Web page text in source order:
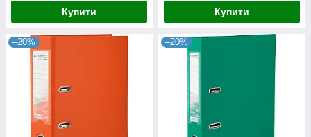
Купити Купити
–20% –20%